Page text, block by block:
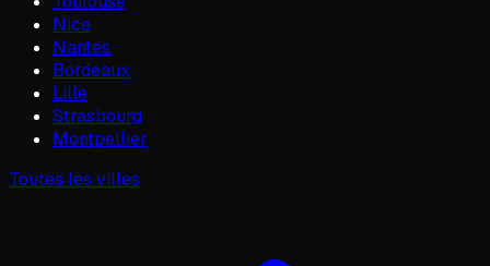
Nice
Nantes
Bordeaux
Lille
Strasbourg
Montpellier
Toutes les villes